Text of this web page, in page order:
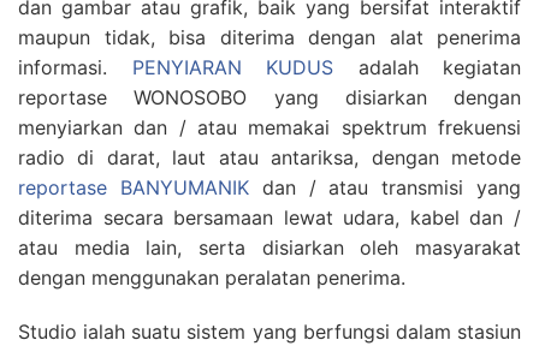
dan gambar atau grafik, baik yang bersifat interaktif
maupun tidak, bisa diterima dengan alat penerima
informasi. PENYIARAN KUDUS adalah kegiatan
reportase WONOSOBO yang disiarkan dengan
menyiarkan dan / atau memakai spektrum frekuensi
radio di darat, laut atau antariksa, dengan metode
reportase BANYUMANIKdan / atau transmisi yang
diterima secara bersamaan lewat udara, kabel dan /
atau media lain, serta disiarkan oleh masyarakat
dengan menggunakan peralatan penerima.
Studio ialah suatu sistem yang berfungsi dalam stasiun